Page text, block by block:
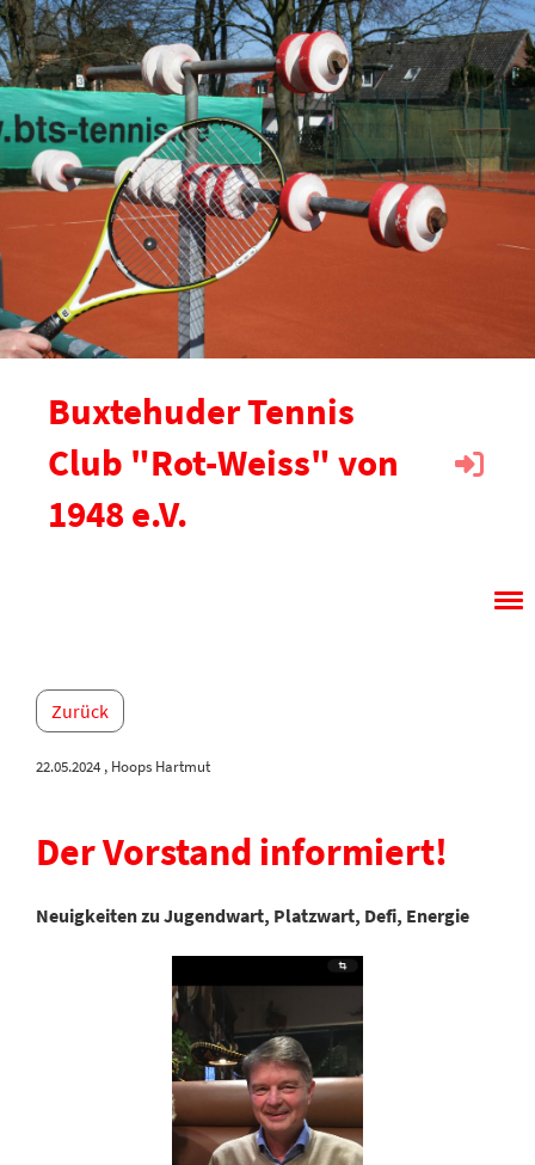
Buxtehuder Tennis
Club "Rot-Weiss" von
1948 e.V.
Zurück
22.05.2024 , Hoops Hartmut
Der Vorstand informiert!
Neuigkeiten zu Jugendwart, Platzwart, Defi, Energie